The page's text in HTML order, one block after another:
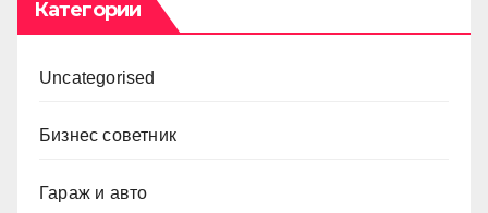
Категории
Uncategorised
Бизнес советник
Гараж и авто